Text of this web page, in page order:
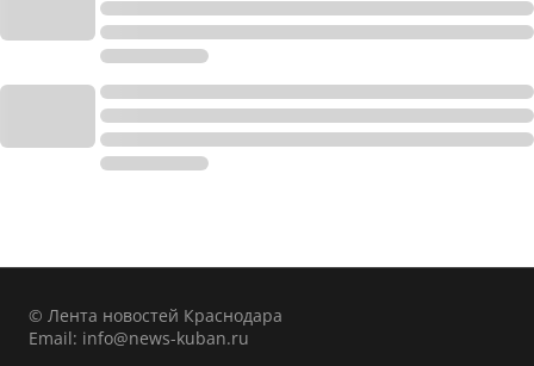
© Лента новостей Краснодара
Email: info@news-kuban.ru